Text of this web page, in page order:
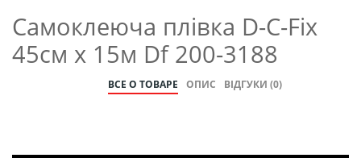
Самоклеюча плівка D-C-Fix
45см х 15м Df 200-3188
ВСЕ О ТОВАРЕ ОПИС ВІДГУКИ (0)